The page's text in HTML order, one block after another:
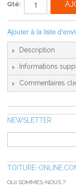
Qté:
Ajouter à la liste
Description
Informations
Commentaires
NEWSLETTER
TOITURE-
QUI SOMMES-NOUS ?